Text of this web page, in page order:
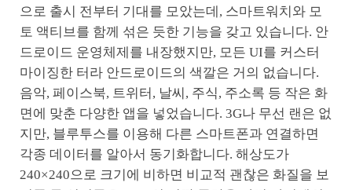
으로 출시 전부터 기대를 모았는데, 스마트워치와 모
토 액티브를 함께 섞은 듯한 기능을 갖고 있습니다. 안
드로이드 운영체제를 내장했지만, 모든 UI를 커스터
마이징한 터라 안드로이드의 색깔은 거의 없습니다.
음악, 페이스북, 트위터, 날씨, 주식, 주소록 등 작은 화
면에 맞춘 다양한 앱을 넣었습니다. 3G나 무선 랜은 없
지만, 블루투스를 이용해 다른 스마트폰과 연결하면
각종 데이터를 알아서 동기화합니다. 해상도가
240×240으로 크기에 비하면 비교적 괜찮은 화질을 보